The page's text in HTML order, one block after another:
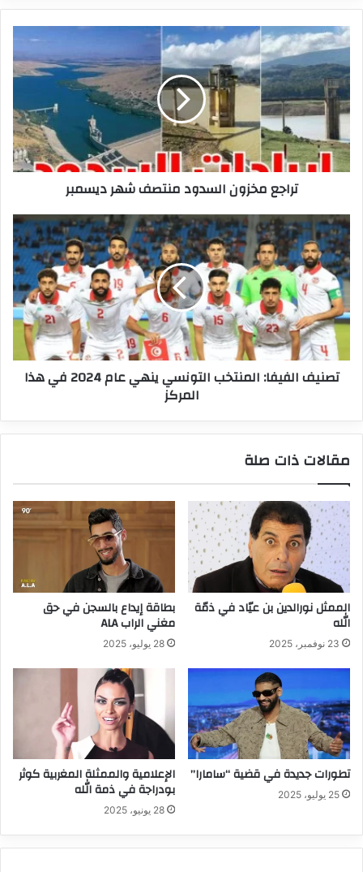
تراجع
مخزون
السدود
منتصف
شهر
ديسمبر
تراجع مخزون السدود منتصف شهر ديسمبر
تصنيف
الفيفا:
المنتخب
التونسي
ينهي
عام
2024
في
هذا
المركز
تصنيف الفيفا: المنتخب التونسي ينهي عام 2024 في هذا
المركز
مقالات ذات صلة
الممثل نورالدين بن عيّاد في ذمّة
الله
23 نوفمبر، 2025
بطاقة إيداع بالسجن في حق
مغني الراب ALA
28 يوليو، 2025
تطورات جديدة في قضية “سامارا”
25 يوليو، 2025
الإعلامية والممثلة المغربية كوثر
بودراجة في ذمة الله
28 يونيو، 2025